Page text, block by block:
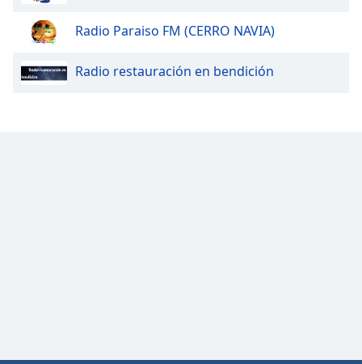
Radio Paraiso FM (CERRO NAVIA)
Radio restauración en bendición